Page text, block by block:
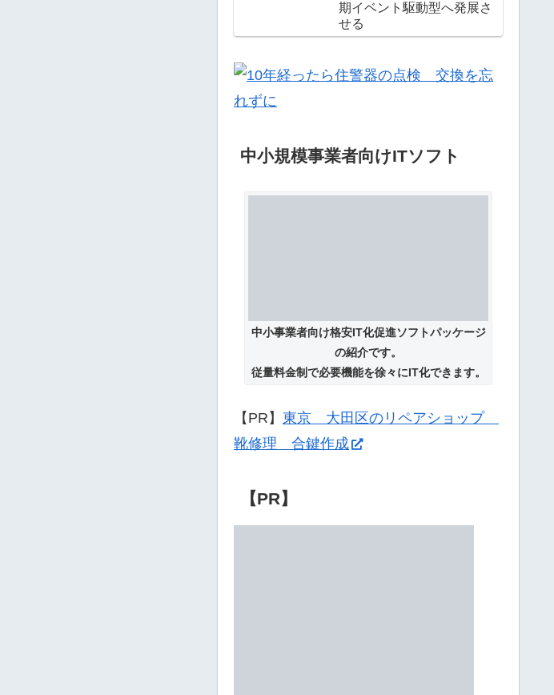
期イベント駆動型へ発展さ
せる
中小規模事業者向けITソフト
中小事業者向け格安IT化促進ソフトパッケージ
の紹介です。
従量料金制で必要機能を徐々にIT化できます。
【PR】 東京 大田区のリペアショップ
靴修理 合鍵作成
【PR】